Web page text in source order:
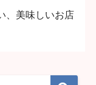
、美味しいお店